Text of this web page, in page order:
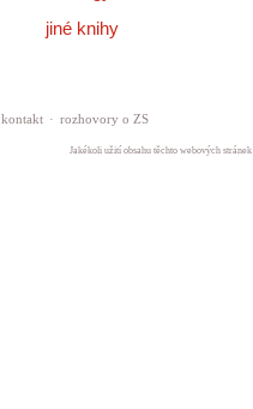
jiné knihy
kontakt · rozhovory o ZS
Jakékoli užití obsahu těchto webových